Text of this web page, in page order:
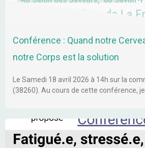
Conférence : Quand notre
notre Corps est la solution
Le Samedi 18 avril 2026 à 14h sur la
(38260). Au cours de cette conférence, je